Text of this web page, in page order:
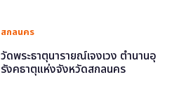
สกลนคร
วัดพระธาตุนารายณ์เจงเวง ตำนานอุ
รังคธาตุแห่งจังหวัดสกลนคร